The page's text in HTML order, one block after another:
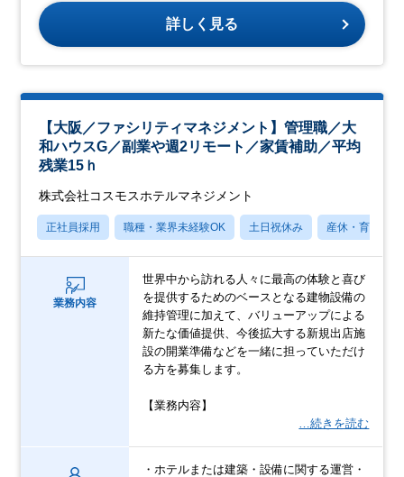
詳しく見る
【大阪／ファシリティマネジメント】管理職／大
和ハウスG／副業や週2リモート／家賃補助／平均
残業15ｈ
株式会社コスモスホテルマネジメント
正社員採用 職種・業界未経験OK 土日祝休み 産休・育休あり
業務内容
世界中から訪れる人々に最高の体験と喜び
を提供するためのベースとなる建物設備の
維持管理に加えて、バリューアップによる
新たな価値提供、今後拡大する新規出店施
設の開業準備などを一緒に担っていただけ
る方を募集します。
【業務内容】
…続きを読む
・ホテルまたは建築・設備に関する運営・